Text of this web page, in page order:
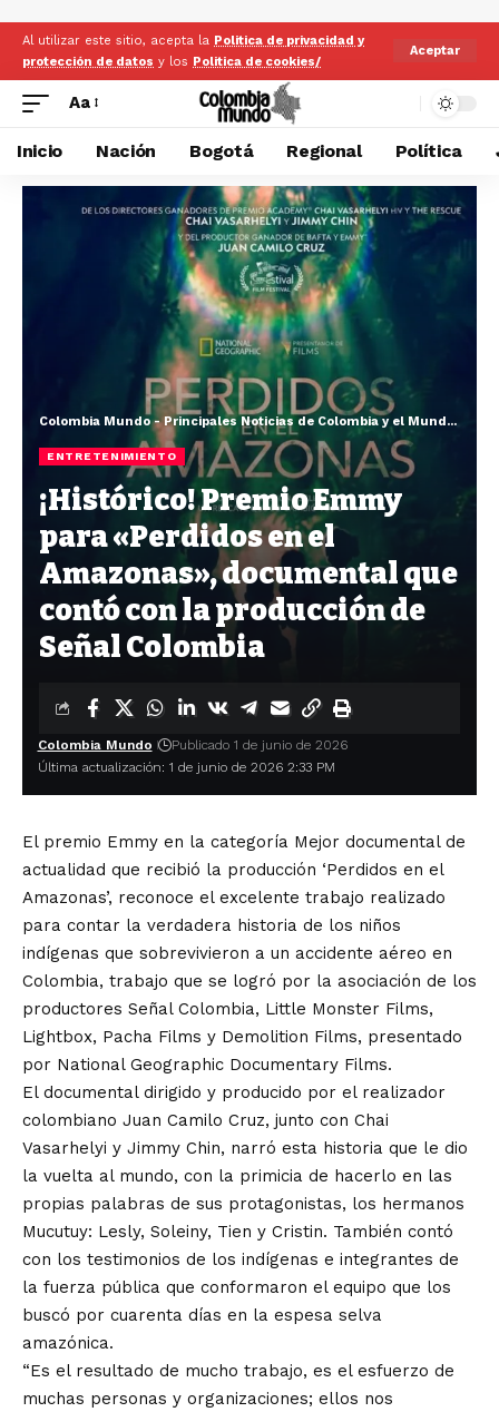
Al utilizar este sitio, acepta la Politica de privacidad y
protección de datos y los Politica de cookies/
Aceptar
Aa
Inicio Nación Bogotá Regional Política
Colombia Mundo - Principales Noticias de Colombia y el Mundo Hoy
ENTRETENIMIENTO
¡Histórico! Premio Emmy
para «Perdidos en el
Amazonas», documental que
contó con la producción de
Señal Colombia
Última actualización: 1 de junio de 2026 2:33 PM
Colombia Mundo Publicado 1 de junio de 2026
El premio Emmy en la categoría Mejor documental de
actualidad que recibió la producción ‘Perdidos en el
Amazonas’, reconoce el excelente trabajo realizado
para contar la verdadera historia de los niños
indígenas que sobrevivieron a un accidente aéreo en
Colombia, trabajo que se logró por la asociación de los
productores Señal Colombia, Little Monster Films,
Lightbox, Pacha Films y Demolition Films, presentado
por National Geographic Documentary Films.
El documental dirigido y producido por el realizador
colombiano Juan Camilo Cruz, junto con Chai
Vasarhelyi y Jimmy Chin, narró esta historia que le dio
la vuelta al mundo, con la primicia de hacerlo en las
propias palabras de sus protagonistas, los hermanos
Mucutuy: Lesly, Soleiny, Tien y Cristin. También contó
con los testimonios de los indígenas e integrantes de
la fuerza pública que conformaron el equipo que los
buscó por cuarenta días en la espesa selva
amazónica.
“Es el resultado de mucho trabajo, es el esfuerzo de
muchas personas y organizaciones; ellos nos